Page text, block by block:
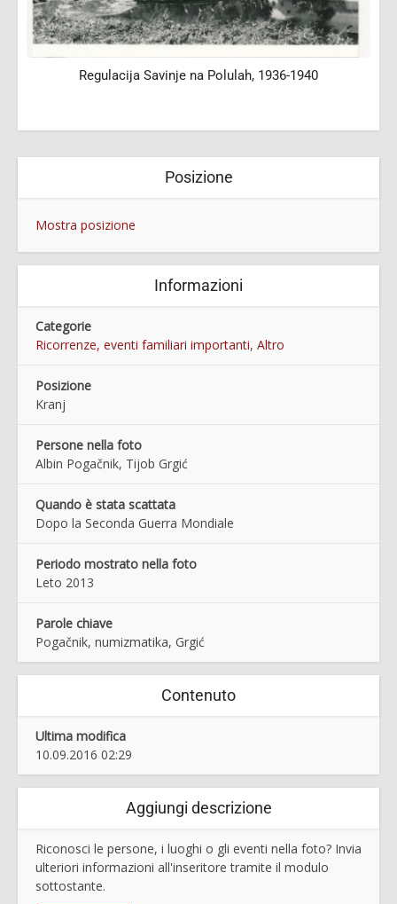
Regulacija Savinje na Polulah, 1936-1940
Posizione
Mostra posizione
Informazioni
Categorie
Ricorrenze, eventi familiari importanti, Altro
Posizione
Kranj
Persone nella foto
Albin Pogačnik, Tijob Grgić
Quando è stata scattata
Dopo la Seconda Guerra Mondiale
Periodo mostrato nella foto
Leto 2013
Parole chiave
Pogačnik, numizmatika, Grgić
Contenuto
Ultima modifica
10.09.2016 02:29
Aggiungi descrizione
Riconosci le persone, i luoghi o gli eventi nella foto? Invia
ulteriori informazioni all'inseritore tramite il modulo
sottostante.